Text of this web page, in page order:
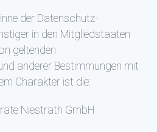
der Datenschutz-
in den Mitgliedstaaten
geltenden
anderer Bestimmungen mit
Charakter ist die:
Niestrath GmbH